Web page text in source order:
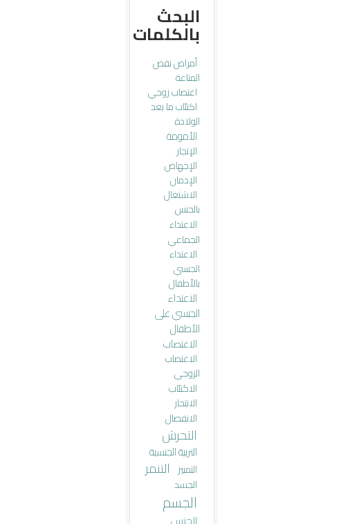
البحث
بالكلمات
أمراض نقص
المناعة
اغتصاب زوجي
اكتئاب ما بعد
الولادة
الأمومة
الإتجار
الإجهاض
الإدمان
الاشتغال
بالجنس
الاعتداء
الجماعي
الاعتداء
الجنسي
بالأطفال
الاعتداء
الجنسي على
الأطفال
الاغتصاب
الاغتصاب
الزوجي
الاكتئاب
الانتحار
الانفصال
التحرش
التربية الجنسية
التمييز التنمر
الجسد
الجسم